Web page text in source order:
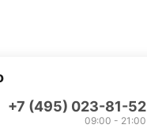
+7 (495) 023-81-52
09:00 - 21:00